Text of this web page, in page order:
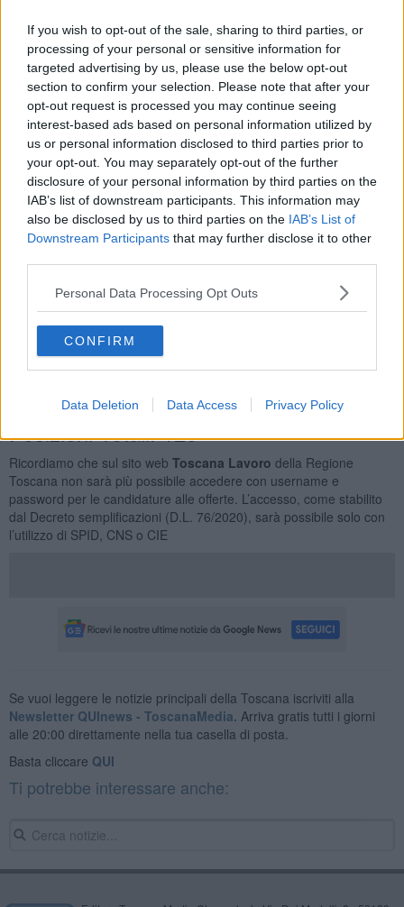
If you wish to opt-out of the sale, sharing to third parties, or
processing of your personal or sensitive information for
targeted advertising by us, please use the below opt-out
section to confirm your selection. Please note that after your
opt-out request is processed you may continue seeing
interest-based ads based on personal information utilized by
us or personal information disclosed to third parties prior to
your opt-out. You may separately opt-out of the further
disclosure of your personal information by third parties on the
IAB’s list of downstream participants. This information may
also be disclosed by us to third parties on the IAB’s List of
Downstream Participants that may further disclose it to other
Personal Data Processing Opt Outs
CONFIRM
Data Deletion Data Access Privacy Policy
Questa settimana:
I lavori più richiesti
Carrellista di Magazzino 20
Operatore Socioassistenziale (osa)6
Autista di Autobus5
Addetto Allo Spostamento di Merci Nei Magazzini
Orario Lavoro
Full Time 90
Lavoro a Turni12
Tipologia Contratto
Lavoro a Tempo Determinato
Lavoro a Tempo Indeterminato
Apprendistato Professionalizzante O Contratto di
Posizioni Totali: 125
Ricordiamo che sul sito web Toscana Lavoro della Regione
Toscana non sarà più possibile accedere con username e
password per le candidature alle offerte. L’accesso, come stabilito
dal Decreto semplificazioni (D.L. 76/2020), sarà possibile solo con
l’utilizzo di SPID, CNS o CIE
Se vuoi leggere le notizie principali della Toscana iscriviti alla
Newsletter QUInews - ToscanaMedia. Arriva gratis tutti i giorni
alle 20:00 direttamente nella tua casella di posta.
Basta cliccare QUI
Ti potrebbe interessare anche: